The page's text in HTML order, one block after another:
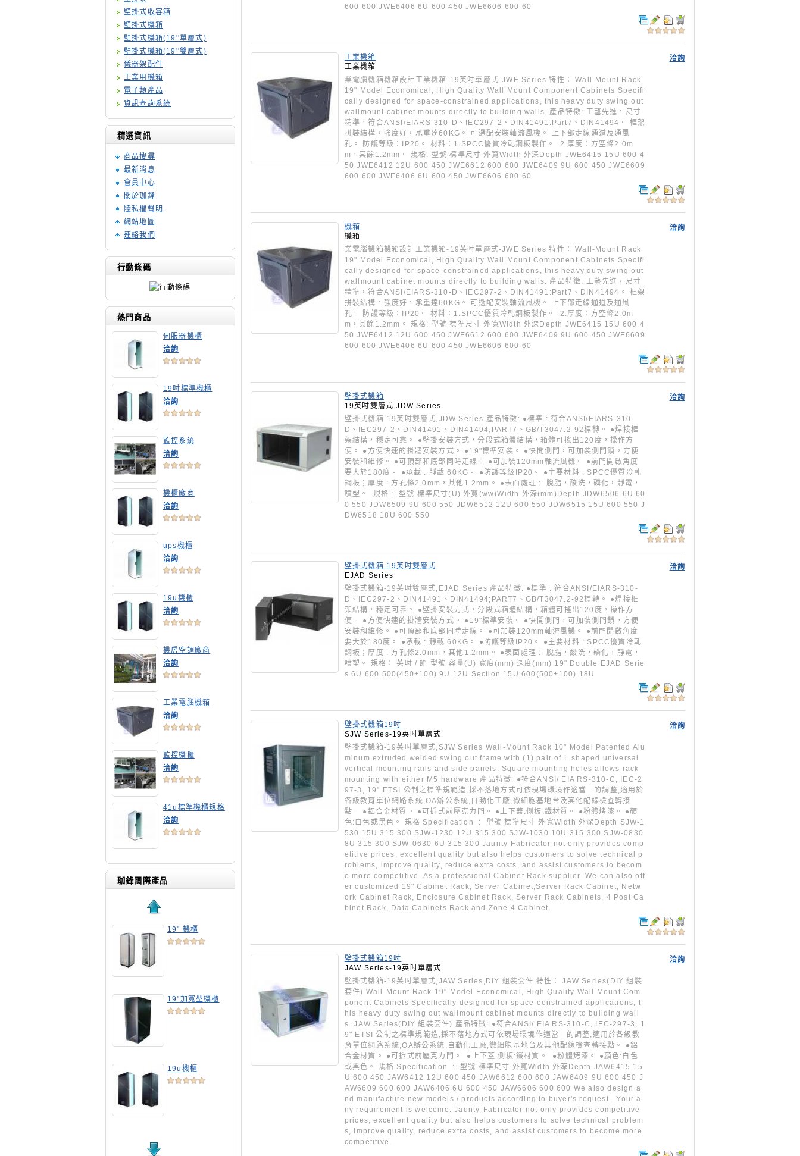
壁掛式收容箱
壁掛式機箱
壁掛式機箱(19''單層式)
壁掛式機箱(19''雙層式)
儀器架配件
工業用機箱
電子類產品
資訊查詢系統
精選資訊
商品搜尋
最新消息
會員中心
關於珈鋒
隱私權聲明
網站地圖
連絡我們
行動條碼
熱門商品
伺服器機櫃
洽詢
19吋標準機櫃
洽詢
監控系統
洽詢
機櫃廠商
洽詢
ups機櫃
洽詢
19u機櫃
洽詢
機房空調廠商
洽詢
工業電腦機箱
洽詢
監控機櫃
洽詢
41u標準機櫃規格
洽詢
珈鋒國際產品
19" 機櫃
19"加寬型機櫃
19u機櫃
600 600 JWE6406 6U 600 450 JWE6606 600 60
洽詢
工業機箱
工業機箱
業電腦機箱機箱設計工業機箱-19英吋單層式-JWE Series 特性： Wall-Mount Rack
19" Model Economical, High Quality Wall Mount Component Cabinets Specifi
cally designed for space-constrained applications, this heavy duty swing out
wallmount cabinet mounts directly to building walls. 產品特徵: 工藝先進，尺寸
精準，符合ANSI/EIARS-310-D、IEC297-2、DIN41491:Part7、DIN41494。 框架
拼裝結構，強度好，承重達60KG。 可選配安裝軸流風機。 上下部走線通道及通風
孔。 防護等級：IP20。 材料：1.SPCC優質冷軋鋼板製作。 2.厚度：方空條2.0m
m，其餘1.2mm。 規格: 型號 標準尺寸 外寬Width 外深Depth JWE6415 15U 600 4
50 JWE6412 12U 600 450 JWE6612 600 600 JWE6409 9U 600 450 JWE6609
600 600 JWE6406 6U 600 450 JWE6606 600 60
洽詢
機箱
機箱
業電腦機箱機箱設計工業機箱-19英吋單層式-JWE Series 特性： Wall-Mount Rack
19" Model Economical, High Quality Wall Mount Component Cabinets Specifi
cally designed for space-constrained applications, this heavy duty swing out
wallmount cabinet mounts directly to building walls. 產品特徵: 工藝先進，尺寸
精準，符合ANSI/EIARS-310-D、IEC297-2、DIN41491:Part7、DIN41494。 框架
拼裝結構，強度好，承重達60KG。 可選配安裝軸流風機。 上下部走線通道及通風
孔。 防護等級：IP20。 材料：1.SPCC優質冷軋鋼板製作。 2.厚度：方空條2.0m
m，其餘1.2mm。 規格: 型號 標準尺寸 外寬Width 外深Depth JWE6415 15U 600 4
50 JWE6412 12U 600 450 JWE6612 600 600 JWE6409 9U 600 450 JWE6609
600 600 JWE6406 6U 600 450 JWE6606 600 60
洽詢
壁掛式機箱
19英吋雙層式 JDW Series
壁掛式機箱-19英吋雙層式,JDW Series 產品特徵: ●標準 : 符合ANSI/EIARS-310-
D、IEC297-2、DIN41491、DIN41494;PART7、GB/T3047.2-92標轉。 ●焊接框
架結構，穩定可靠。 ●壁掛安裝方式，分段式箱體結構，箱體可搖出120度，操作方
便。 ●方便快速的掛牆安裝方式。 ●19"標準安裝。 ●快開側門，可加裝側門鎖，方便
安裝和維修。 ●可頂部和底部同時走線。 ●可加裝120mm軸流風機。 ●前門開啟角度
要大於180度。 ●承載 : 靜載 60KG。 ●防護等級IP20。 ●主要材料 : SPCC優質冷軋
鋼板；厚度 : 方孔條2.0mm，其他1.2mm。 ●表面處理 : 脫脂，酸洗，磷化，靜電，
噴塑。 規格 : 型號 標準尺寸(U) 外寬(ww)Width 外深(mm)Depth JDW6506 6U 60
0 550 JDW6509 9U 600 550 JDW6512 12U 600 550 JDW6515 15U 600 550 J
DW6518 18U 600 550
洽詢
壁掛式機箱-19英吋雙層式
EJAD Series
壁掛式機箱-19英吋雙層式,EJAD Series 產品特徵: ●標準 : 符合ANSI/EIARS-310-
D、IEC297-2、DIN41491、DIN41494;PART7、GB/T3047.2-92標轉。 ●焊接框
架結構，穩定可靠。 ●壁掛安裝方式，分段式箱體結構，箱體可搖出120度，操作方
便。 ●方便快速的掛牆安裝方式。 ●19"標準安裝。 ●快開側門，可加裝側門鎖，方便
安裝和維修。 ●可頂部和底部同時走線。 ●可加裝120mm軸流風機。 ●前門開啟角度
要大於180度。 ●承載 : 靜載 60KG。 ●防護等級IP20。 ●主要材料 : SPCC優質冷軋
鋼板；厚度 : 方孔條2.0mm，其他1.2mm。 ●表面處理 : 脫脂，酸洗，磷化，靜電，
噴塑。 規格： 英吋 / 節 型號 容量(U) 寬度(mm) 深度(mm) 19" Double EJAD Serie
s 6U 600 500(450+100) 9U 12U Section 15U 600(500+100) 18U
洽詢
壁掛式機箱19吋
SJW Series-19英吋單層式
壁掛式機箱-19英吋單層式,SJW Series Wall-Mount Rack 10" Model Patented Alu
minum extruded welded swing out frame with (1) pair of L shaped universal
vertical mounting rails and side panels. Square mounting holes allows rack
mounting with either M5 hardware 產品特徵: ●符合ANSI/ EIA RS-310-C, IEC-2
97-3, 19" ETSI 公制之標準規範造,採不落地方式可依現場環境作適當 的調整,適用於
各級教育單位網路系統,OA辦公系統,自動化工廠,微細胞基地台及其他配線檢查轉接
點。 ●鋁合金材質。 ●可拆式前壓克力門。 ●上下蓋.側板:鐵材質。 ●粉體烤漆。 ●顏
色:白色或黑色。 規格 Specification : 型號 標準尺寸 外寬Width 外深Depth SJW-1
530 15U 315 300 SJW-1230 12U 315 300 SJW-1030 10U 315 300 SJW-0830
8U 315 300 SJW-0630 6U 315 300 Jaunty-Fabricator not only provides comp
etitive prices, excellent quality but also helps customers to solve technical p
roblems, improve quality, reduce extra costs, and assist customers to becom
e more competitive. As a professional Cabinet Rack supplier. We can also off
er customized 19" Cabinet Rack, Server Cabinet,Server Rack Cabinet, Netw
ork Cabinet Rack, Enclosure Cabinet Rack, Server Rack Cabinets, 4 Post Ca
binet Rack, Data Cabinets Rack and Zone 4 Cabinet.
洽詢
壁掛式機箱19吋
JAW Series-19英吋單層式
壁掛式機箱-19英吋單層式,JAW Series,DIY 組裝套件 特性： JAW Series(DIY 組裝
套件) Wall-Mount Rack 19" Model Economical, High Quality Wall Mount Com
ponent Cabinets Specifically designed for space-constrained applications, t
his heavy duty swing out wallmount cabinet mounts directly to building wall
s. JAW Series(DIY 組裝套件) 產品特徵: ●符合ANSI/ EIA RS-310-C, IEC-297-3, 1
9" ETSI 公制之標準規範造,採不落地方式可依現場環境作適當 的調整,適用於各級教
育單位網路系統,OA辦公系統,自動化工廠,微細胞基地台及其他配線檢查轉接點。 ●鋁
合金材質。 ●可拆式前壓克力門。 ●上下蓋.側板:鐵材質。 ●粉體烤漆。 ●顏色:白色
或黑色。 規格 Specification : 型號 標準尺寸 外寬Width 外深Depth JAW6415 15
U 600 450 JAW6412 12U 600 450 JAW6612 600 600 JAW6409 9U 600 450 J
AW6609 600 600 JAW6406 6U 600 450 JAW6606 600 600 We also design a
nd manufacture new models / products according to buyer's request. Your a
ny requirement is welcome. Jaunty-Fabricator not only provides competitive
prices, excellent quality but also helps customers to solve technical problem
s, improve quality, reduce extra costs, and assist customers to become more
competitive.